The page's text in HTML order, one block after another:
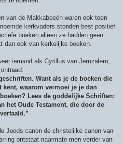
van de Makkabeeën waren ook toen
kerkvaders stonden best positief
boeken alleen ze hadden geen
dan ook van kerkelijke boeken.
iemand als Cyrillus van Jeruzalem,
Want als je de boeken die
waarom vermoei je je dan
Lees de goddelijke Schriften:
het Oude Testament, die door de
Joods canon de christelijke canon van
ontstaat naarmate men verder van